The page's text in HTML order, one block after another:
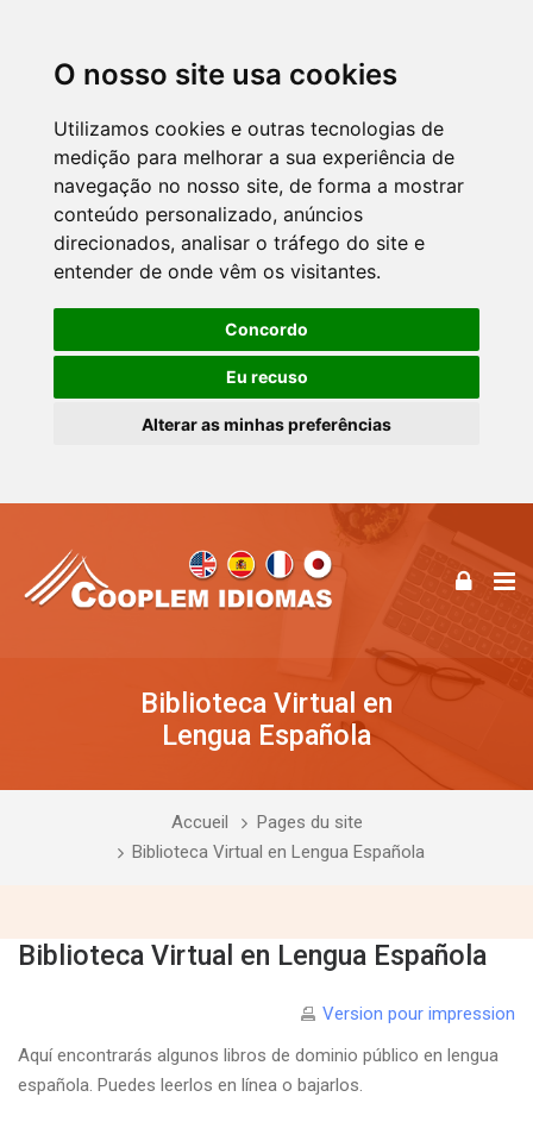
O nosso site usa cookies
Utilizamos cookies e outras tecnologias de
medição para melhorar a sua experiência de
navegação no nosso site, de forma a mostrar
conteúdo personalizado, anúncios
direcionados, analisar o tráfego do site e
entender de onde vêm os visitantes.
Concordo
Eu recuso
Alterar as minhas preferências
Biblioteca Virtual en
Lengua Española
Accueil
Pages du site
Biblioteca Virtual en Lengua Española
Biblioteca Virtual en Lengua Española
Version pour impression
Aquí encontrarás algunos libros de dominio público en lengua
española. Puedes leerlos en línea o bajarlos.